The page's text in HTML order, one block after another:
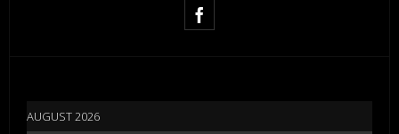
AUGUST 2026